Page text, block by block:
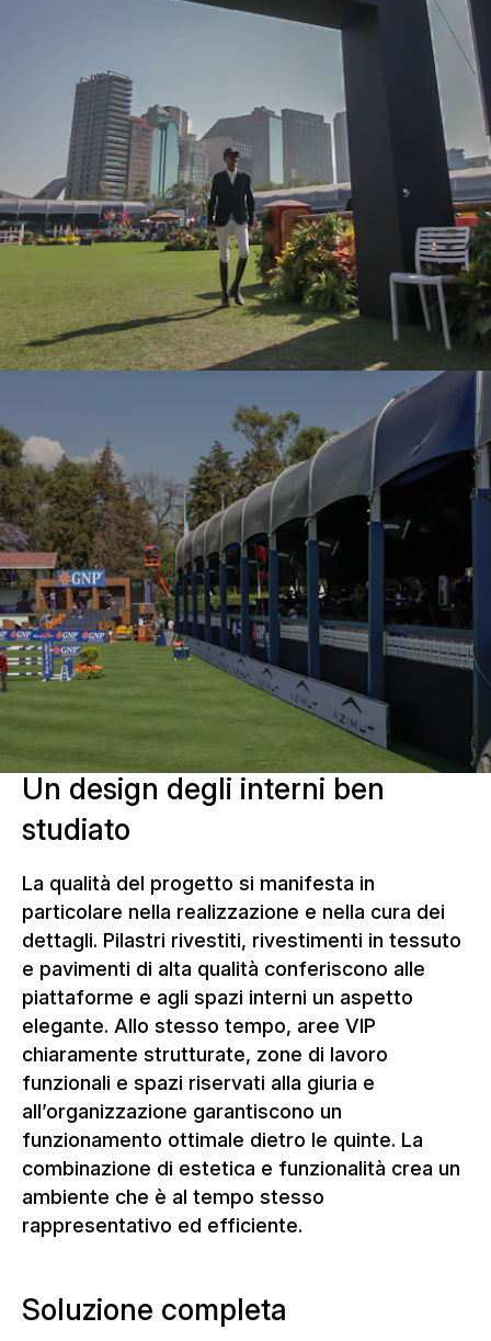
Un design degli interni ben
studiato
La qualità del progetto si manifesta in
particolare nella realizzazione e nella cura dei
dettagli. Pilastri rivestiti, rivestimenti in tessuto
e pavimenti di alta qualità conferiscono alle
piattaforme e agli spazi interni un aspetto
elegante. Allo stesso tempo, aree VIP
chiaramente strutturate, zone di lavoro
funzionali e spazi riservati alla giuria e
all’organizzazione garantiscono un
funzionamento ottimale dietro le quinte. La
combinazione di estetica e funzionalità crea un
ambiente che è al tempo stesso
rappresentativo ed efficiente.
Soluzione completa